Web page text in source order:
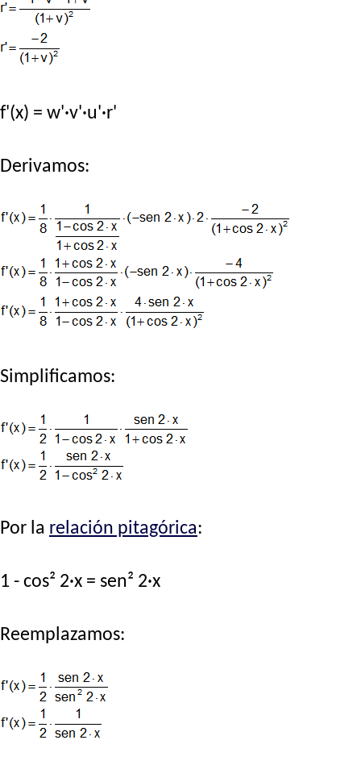
f'(x) = w'·v'·u'·r'
Derivamos:
Simplificamos:
Por la relación pitagórica:
1 - cos² 2·x = sen² 2·x
Reemplazamos: